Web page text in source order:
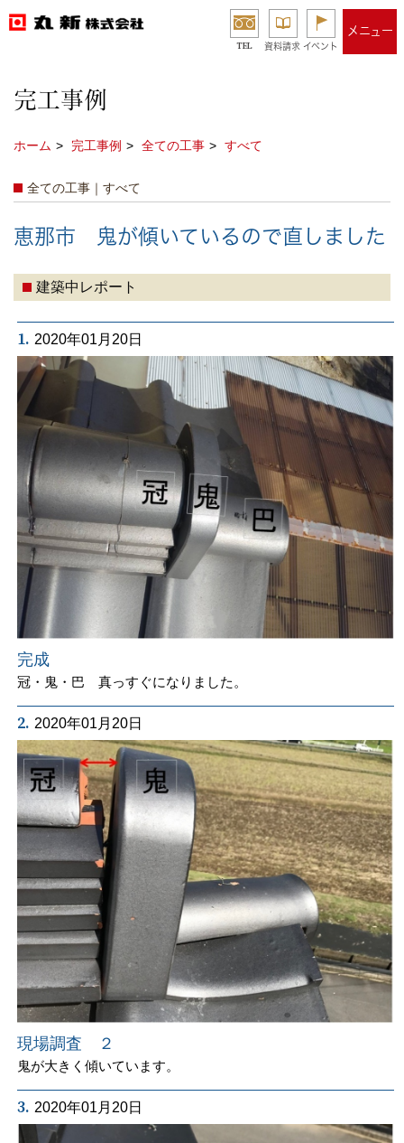
TEL 資料請求 イベント
メニュー
完工事例
ホーム 完工事例 全ての工事 すべて
全ての工事｜すべて
恵那市 鬼が傾いているので直しました
建築中レポート
1. 2020年01月20日
完成
冠・鬼・巴 真っすぐになりました。
2. 2020年01月20日
現場調査 ２
鬼が大きく傾いています。
3. 2020年01月20日